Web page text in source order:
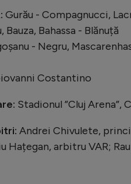
Gurău - Compagnucci,
Bahassa - Blănuță
- Negru,
Costantino
Stadionul ”Cluj Arena”,
Andrei Chivulete,
Hațegan, arbitru VAR;